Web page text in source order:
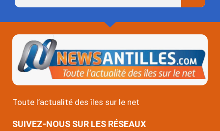
Toute l’actualité des îles sur le net
SUIVEZ-NOUS SUR LES RÉSEAUX